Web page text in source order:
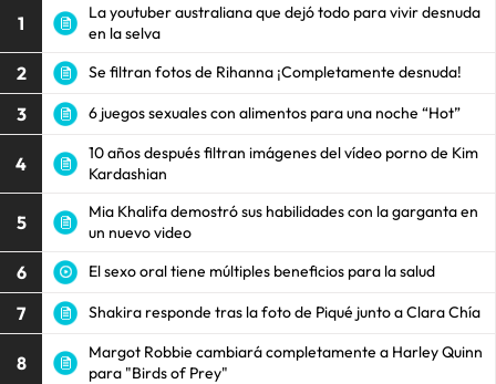
1
La youtuber australiana que dejó todo para vivir desnuda
en la selva
2 Se filtran fotos de Rihanna ¡Completamente desnuda!
3 6 juegos sexuales con alimentos para una noche “Hot”
4
10 años después filtran imágenes del vídeo porno de Kim
Kardashian
5
Mia Khalifa demostró sus habilidades con la garganta en
un nuevo video
6 El sexo oral tiene múltiples beneficios para la salud
7 Shakira responde tras la foto de Piqué junto a Clara Chía
8
Margot Robbie cambiará completamente a Harley Quinn
para "Birds of Prey"